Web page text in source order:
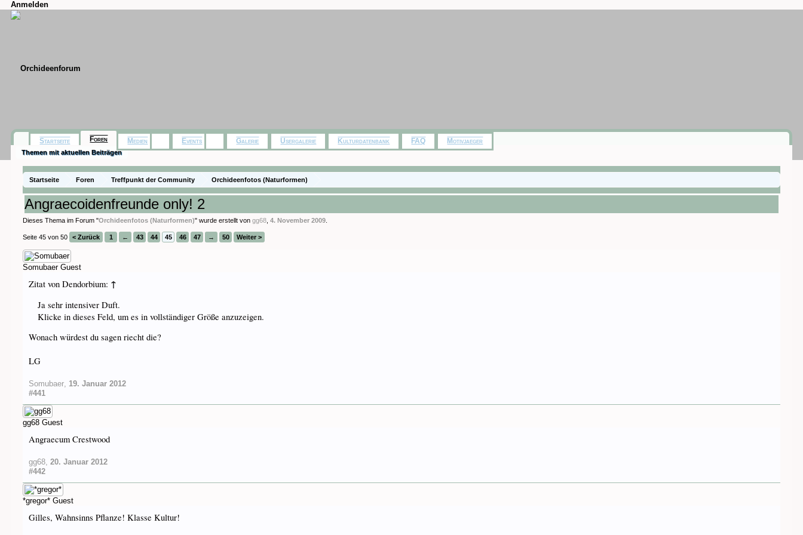
Anmelden
Startseite Foren Treffpunkt der Community Orchideenfotos (Naturformen)
Angraecoidenfreunde only! 2
Dieses Thema im Forum "Orchideenfotos (Naturformen)" wurde erstellt vongg68 ,4. November 2009
Seite 45 von 50 < Zurück 1 ← 43 44 45 46 47 → 50 Weiter >
Somubaer Guest
Zitat von Dendorbium: ↑
Ja sehr intensiver Duft.
Klicke in dieses Feld, um es in vollständiger Größe anzuzeigen.
Wonach würdest du sagen riecht die?
LG
Somubaer, 19. Januar 2012
#441
gg68 Guest
Angraecum Crestwood
gg68, 20. Januar 2012
#442
*gregor* Guest
Gilles, Wahnsinns Pflanze! Klasse Kultur!
Startseite Foren
Themen mit aktuellen Beiträgen
Medien Events Galerie Usergalerie Kulturdatenbank FAQ Motivjaeger